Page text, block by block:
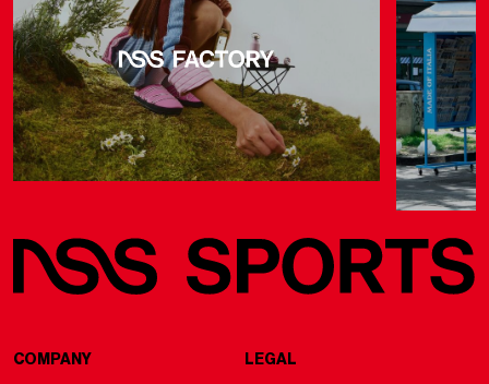
COMPANY LEGAL